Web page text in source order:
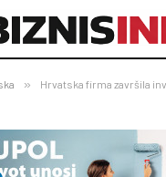
» Hrvatska firma završila investiciju od